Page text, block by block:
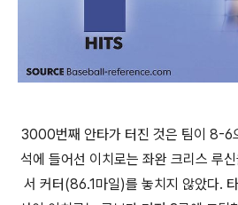
3000번째 안타가 터진 것은 팀이 8-6
석에 들어선 이치로는 좌완 크리스 루
서 커터(86.1마일)를 놓치지 않았다.